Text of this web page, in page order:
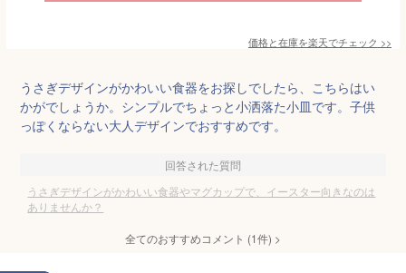
価格と在庫を楽天でチェック >>
うさぎデザインがかわいい食器をお探しでしたら、こちらはい
かがでしょうか。シンプルでちょっと小洒落た小皿です。子供
っぽくならない大人デザインでおすすめです。
回答された質問
うさぎデザインがかわいい食器やマグカップで、イースター向きなのは
ありませんか？
全てのおすすめコメント (1件) >